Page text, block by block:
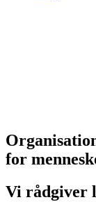
for
Vi rådgiver